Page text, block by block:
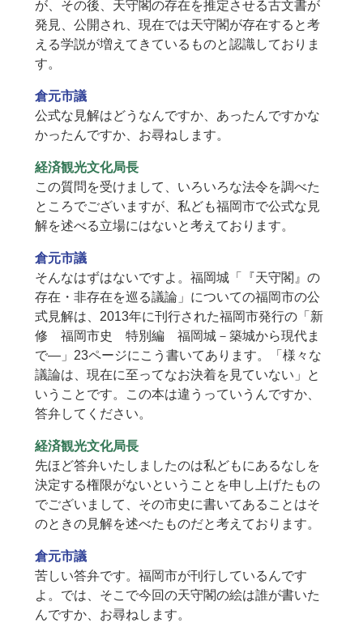
が、その後、天守閣の存在を推定させる古文書が
発見、公開され、現在では天守閣が存在すると考
える学説が増えてきているものと認識しておりま
す。
倉元市議
公式な見解はどうなんですか、あったんですかな
かったんですか、お尋ねします。
経済観光文化局長
この質問を受けまして、いろいろな法令を調べた
ところでございますが、私ども福岡市で公式な見
解を述べる立場にはないと考えております。
倉元市議
そんなはずはないですよ。福岡城「『天守閣』の
存在・非存在を巡る議論」についての福岡市の公
式見解は、2013年に刊行された福岡市発行の「新
修 福岡市史 特別編 福岡城－築城から現代ま
で―」23ページにこう書いてあります。「様々な
議論は、現在に至ってなお決着を見ていない」と
いうことです。この本は違うっていうんですか、
答弁してください。
経済観光文化局長
先ほど答弁いたしましたのは私どもにあるなしを
決定する権限がないということを申し上げたもの
でございまして、その市史に書いてあることはそ
のときの見解を述べたものだと考えております。
倉元市議
苦しい答弁です。福岡市が刊行しているんです
よ。では、そこで今回の天守閣の絵は誰が書いた
んですか、お尋ねします。